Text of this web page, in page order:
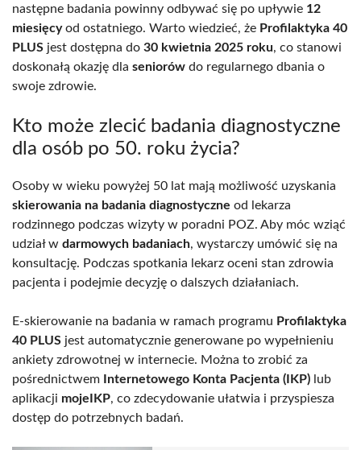
następne badania powinny odbywać się po upływie 12
miesięcyod ostatniego. Warto wiedzieć, że Profilaktyka 40
PLUS jest dostępna do 30 kwietnia 2025 roku, co stanowi
doskonałą okazję dla seniorów do regularnego dbania o
swoje zdrowie.
Kto może zlecić badania diagnostyczne
dla osób po 50. roku życia?
Osoby w wieku powyżej 50 lat mają możliwość uzyskania
skierowania na badania diagnostyczne od lekarza
rodzinnego podczas wizyty w poradni POZ. Aby móc wziąć
udział w darmowych badaniach, wystarczy umówić się na
konsultację. Podczas spotkania lekarz oceni stan zdrowia
pacjenta i podejmie decyzję o dalszych działaniach.
E-skierowanie na badania w ramach programu Profilaktyka
40 PLUS jest automatycznie generowane po wypełnieniu
ankiety zdrowotnej w internecie. Można to zrobić za
pośrednictwem
Internetowego Konta Pacjenta (IKP) lub
aplikacji mojeIKP, co zdecydowanie ułatwia i przyspiesza
dostęp do potrzebnych badań.